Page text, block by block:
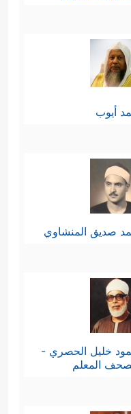
أيوب
صديق المنشاوي
خليل الحصري -
المعلم